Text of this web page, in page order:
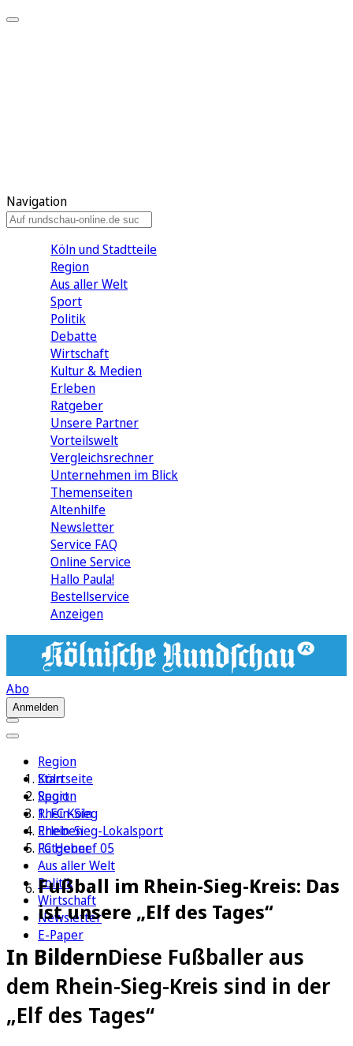
Navigation
Köln und Stadtteile
Region
Aus aller Welt
Sport
Politik
Debatte
Wirtschaft
Kultur & Medien
Erleben
Ratgeber
Unsere Partner
Vorteilswelt
Vergleichsrechner
Unternehmen im Blick
Themenseiten
Altenhilfe
Newsletter
Service FAQ
Online Service
Hallo Paula!
Bestellservice
Anzeigen
Abo
Anmelden
Region
Köln
Sport
1. FC Köln
Erleben
Ratgeber
Aus aller Welt
Politik
Wirtschaft
Newsletter
E-Paper
Startseite
Region
Rhein-Sieg
Rhein-Sieg-Lokalsport
FC Hennef 05
Fußball im Rhein-Sieg-Kreis: Das
ist unsere „Elf des Tages“
In BildernDiese Fußballer aus
dem Rhein-Sieg-Kreis sind in der
„Elf des Tages“